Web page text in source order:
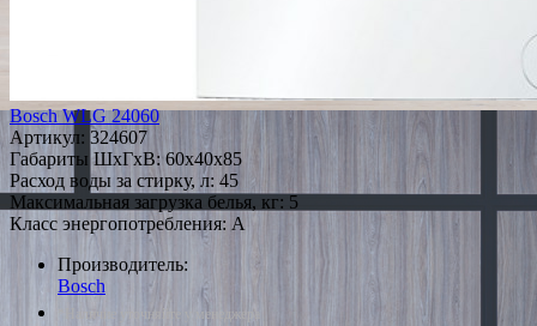
Bosch WLG 24060
Артикул: 324607
Габариты ШxГxВ: 60x40x85
Расход воды за стирку, л: 45
Максимальная загрузка белья, кг: 5
Класс энергопотребления: A
Производитель:
Bosch
*Наличие уточняйте у менеджера